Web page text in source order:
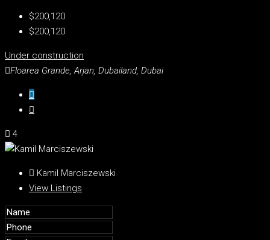
$200,120
$200,120
Under construction
Floarea Grande, Arjan, Dubailand, Dubai
4
Kamil Marciszewski
View Listings